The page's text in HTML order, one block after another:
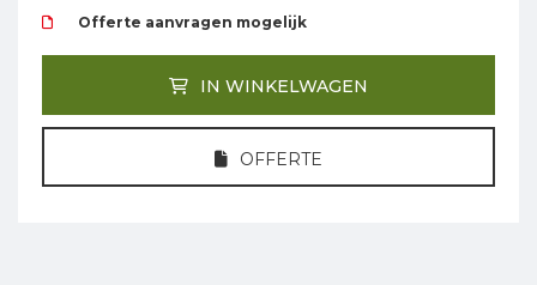
Offerte aanvragen mogelijk
IN WINKELWAGEN
OFFERTE